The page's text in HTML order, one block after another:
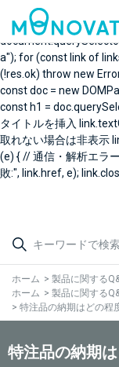
品Q&A右メニュー関連
a"); for (const link of
(!res.ok) throw new
const doc = new
const h1 =
タイトルを挿入
取れない場合は非表示
(e) { // 通信・解析エラ
敗:", link.href, e);
ホーム > 製品に関する
ホーム > 製品に関する
> 特注品の納期はどの程
特注品の納期